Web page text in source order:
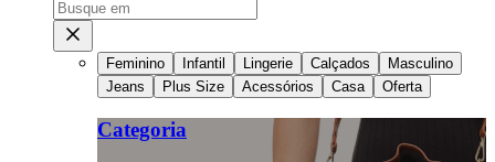
Feminino Infantil Lingerie Calçados
Masculino
Jeans
Plus Size Acessórios Casa Oferta
Categoria